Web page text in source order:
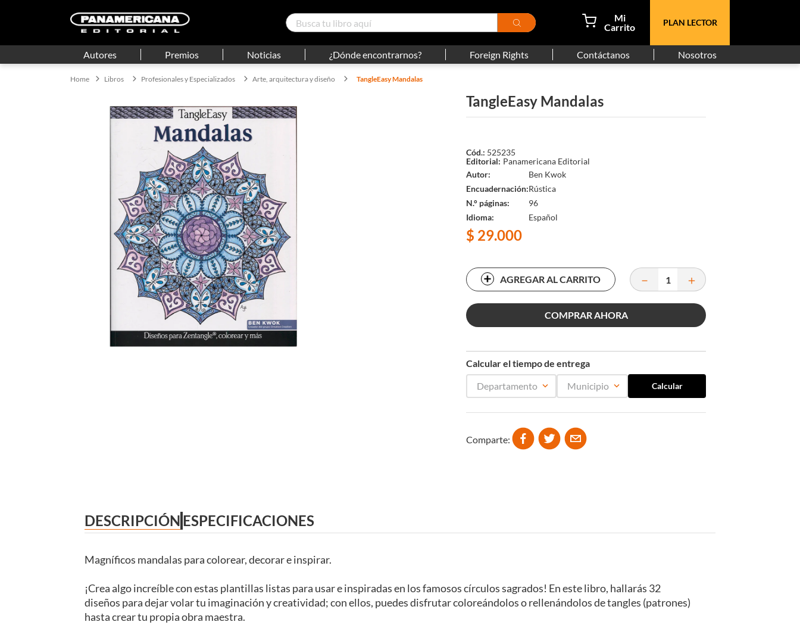
PLAN LECTOR
Autores Premios Noticias ¿Dónde encontrarnos? Foreign Rights Contáctanos Nosotros
Libros Profesionales y Especializados Arte, arquitectura y diseño TangleEasy Mandalas
TangleEasy Mandalas
Panamericana Editorial
525235
Autor
Encuadernación
N.° páginas
Idioma
Ben Kwok
Rústica
96
Español
$ 29.000
AGREGAR AL CARRITO ＋
－
COMPRAR AHORA
Calcular el tiempo de entrega
Departamento
Municipio
Comparte
DESCRIPCIÓN ESPECIFICACIONES
Magníficos mandalas para colorear, decorar e inspirar.
¡Crea algo increíble con estas plantillas listas para usar e inspiradas en los famosos círculos sagrados! En este libro, hallarás 32
diseños para dejar volar tu imaginación y creatividad; con ellos, puedes disfrutar coloreándolos o rellenándolos de tangles (patrones)
hasta crear tu propia obra maestra.